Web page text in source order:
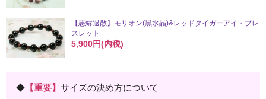
【悪縁退散】モリオン(黒水晶)&レッドタイガーアイ・ブレ
スレット
5,900円(内税)
◆ 【重要】サイズの決め方について